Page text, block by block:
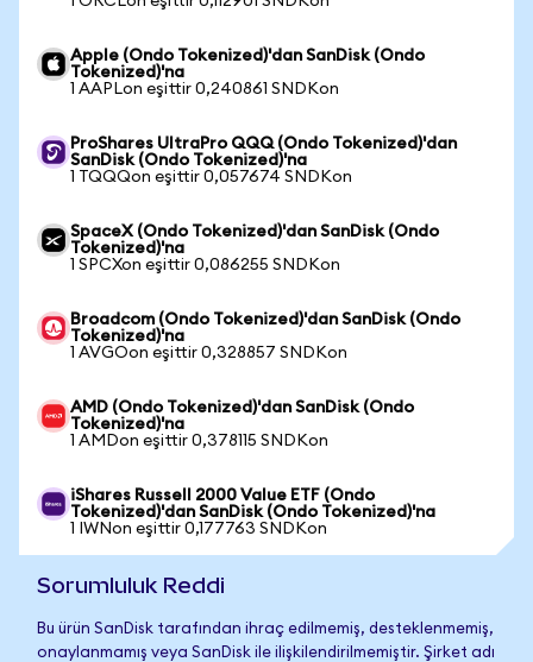
Apple (Ondo Tokenized)'dan SanDisk (Ondo
Tokenized)'na
1 AAPLon eşittir 0,240861 SNDKon
ProShares UltraPro QQQ (Ondo Tokenized)'dan
SanDisk (Ondo Tokenized)'na
1 TQQQon eşittir 0,057674 SNDKon
SpaceX (Ondo Tokenized)'dan SanDisk (Ondo
Tokenized)'na
1 SPCXon eşittir 0,086255 SNDKon
Broadcom (Ondo Tokenized)'dan SanDisk (Ondo
Tokenized)'na
1 AVGOon eşittir 0,328857 SNDKon
AMD (Ondo Tokenized)'dan SanDisk (Ondo
Tokenized)'na
1 AMDon eşittir 0,378115 SNDKon
iShares Russell 2000 Value ETF (Ondo
Tokenized)'dan SanDisk (Ondo Tokenized)'na
1 IWNon eşittir 0,177763 SNDKon
Sorumluluk Reddi
Bu ürün SanDisk tarafından ihraç edilmemiş, desteklenmemiş,
onaylanmamış veya SanDisk ile ilişkilendirilmemiştir. Şirket adı